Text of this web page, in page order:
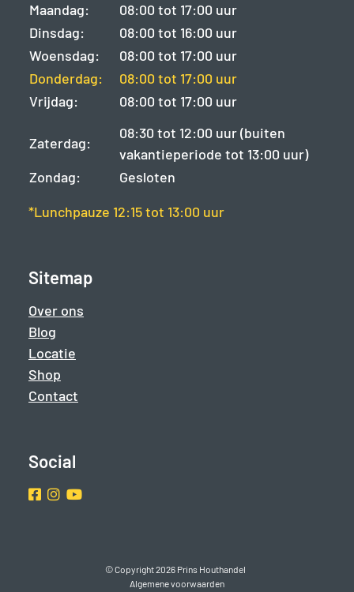
Maandag:
08:00 tot 17:00 uur
Dinsdag:
08:00 tot 16:00 uur
Woensdag:
08:00 tot 17:00 uur
Donderdag:
08:00 tot 17:00 uur
Vrijdag:
08:00 tot 17:00 uur
Zaterdag:
08:30 tot 12:00 uur (buiten
vakantieperiode tot 13:00 uur)
Zondag:
Gesloten
*Lunchpauze 12:15 tot 13:00 uur
Sitemap
Over ons
Blog
Locatie
Shop
Contact
Social
Facebook
Instragram
Youtube
© Copyright 2026 Prins Houthandel
Algemene voorwaarden